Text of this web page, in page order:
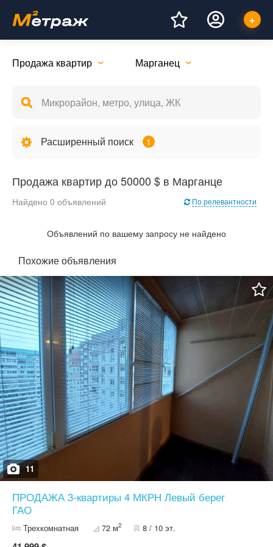
Продажа квартир Марганец
Расширенный поиск 1
Продажа квартир до 50000 $ в Марганце
Найдено 0 объявлений По релевантности
Объявлений по вашему запросу не найдено
Похожие объявления
11
ПРОДАЖА 3-квартиры 4 МКРН Левый берег
ГАО
Трехкомнатная 72 м2 8 / 10 эт.